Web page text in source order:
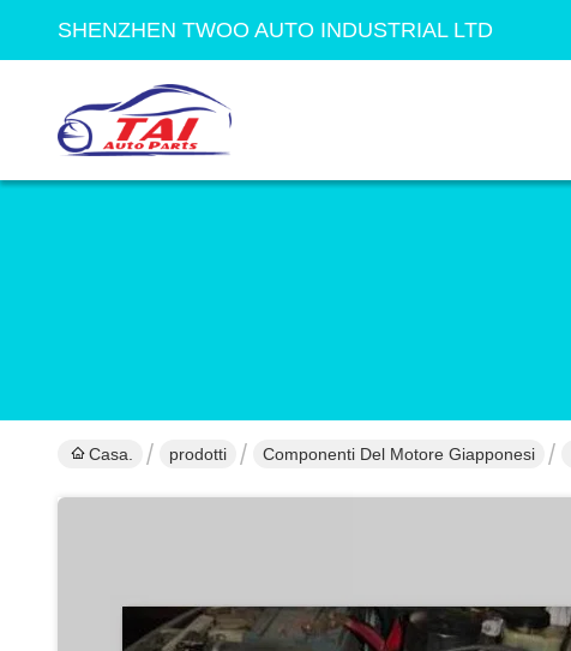
SHENZHEN TWOO AUTO INDUSTRIAL LTD
Casa. prodotti Componenti Del Motore Giapponesi